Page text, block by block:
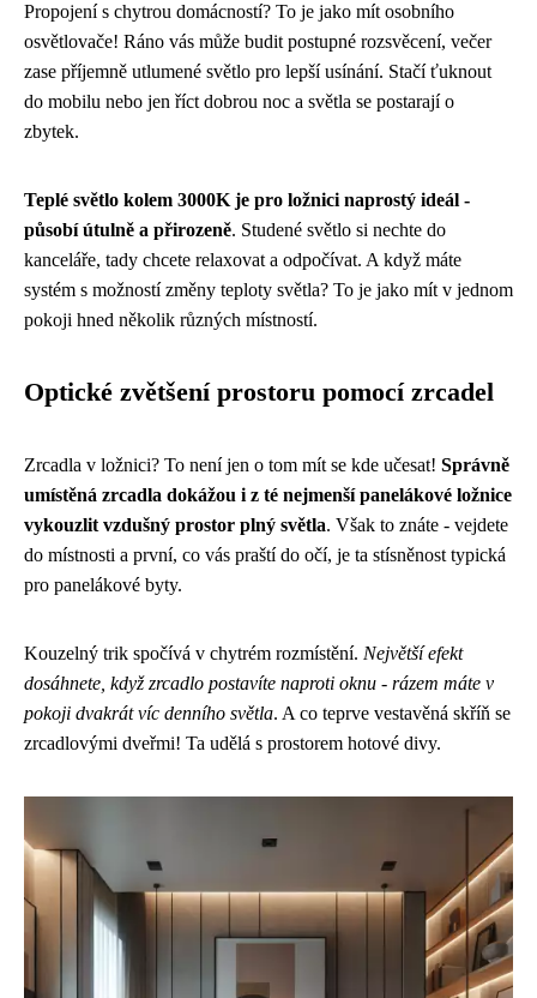
Propojení s chytrou domácností? To je jako mít osobního
osvětlovače! Ráno vás může budit postupné rozsvěcení, večer
zase příjemně utlumené světlo pro lepší usínání. Stačí ťuknout
do mobilu nebo jen říct dobrou noc a světla se postarají o
zbytek.
Teplé světlo kolem 3000K je pro ložnici naprostý ideál -
působí útulně a přirozeně. Studené světlo si nechte do
kanceláře, tady chcete relaxovat a odpočívat. A když máte
systém s možností změny teploty světla? To je jako mít v jednom
pokoji hned několik různých místností.
Optické zvětšení prostoru pomocí zrcadel
Zrcadla v ložnici? To není jen o tom mít se kde učesat! Správně
umístěná zrcadla dokážou i z té nejmenší panelákové ložnice
vykouzlit vzdušný prostor plný světla. Však to znáte - vejdete
do místnosti a první, co vás praští do očí, je ta stísněnost typická
pro panelákové byty.
Kouzelný trik spočívá v chytrém rozmístění. Největší efekt
dosáhnete, když zrcadlo postavíte naproti oknu - rázem máte v
pokoji dvakrát víc denního světla. A co teprve vestavěná skříň se
zrcadlovými dveřmi! Ta udělá s prostorem hotové divy.